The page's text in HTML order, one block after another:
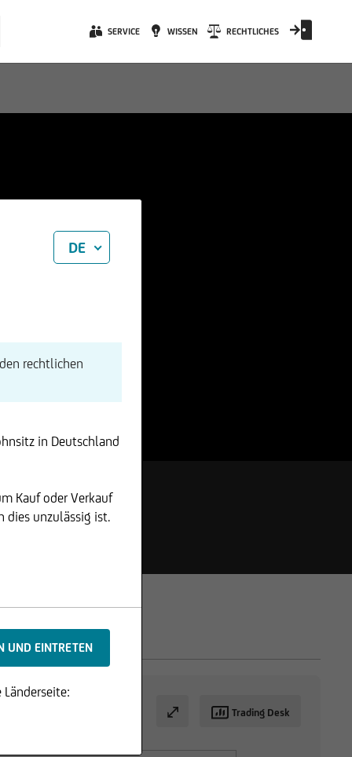
SERVICE WISSEN RECHTLICHES
Trading Desk
DE
rechtlichen
in Deutschland
Kauf oder Verkauf
dies unzulässig ist.